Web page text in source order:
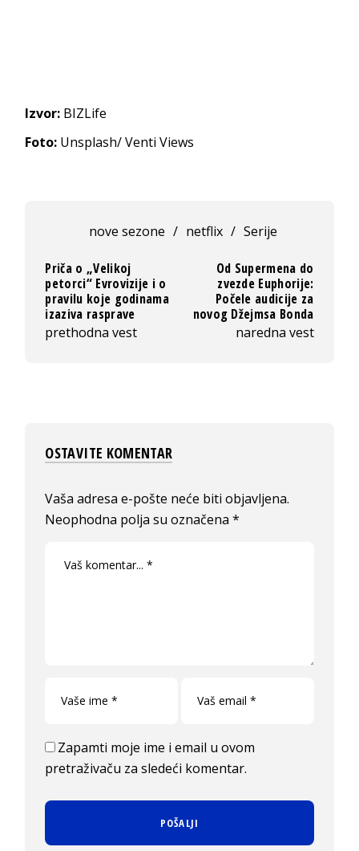
Izvor: BIZLife
Foto: Unsplash/ Venti Views
nove sezone / netflix / Serije
Priča o „Velikoj
petorci“ Evrovizije i o
pravilu koje godinama
izaziva rasprave
prethodna vest
Od Supermena do
zvezde Euphorije:
Počele audicije za
novog Džejmsa Bonda
naredna vest
OSTAVITE KOMENTAR
Vaša adresa e-pošte neće biti objavljena.
Neophodna polja su označena*
Zapamti moje ime i email u ovom
pretraživaču za sledeći komentar.